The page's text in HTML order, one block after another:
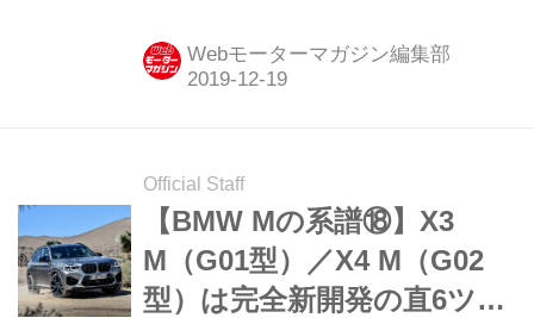
を狙ってこのモデルが誕生したことに
は大きな意味があった。
Webモーターマガジン編集部
Official Staff
【BMW Mの系譜⑱】X3
M（G01型）／X4 M（G02
型）は完全新開発の直6ツイ